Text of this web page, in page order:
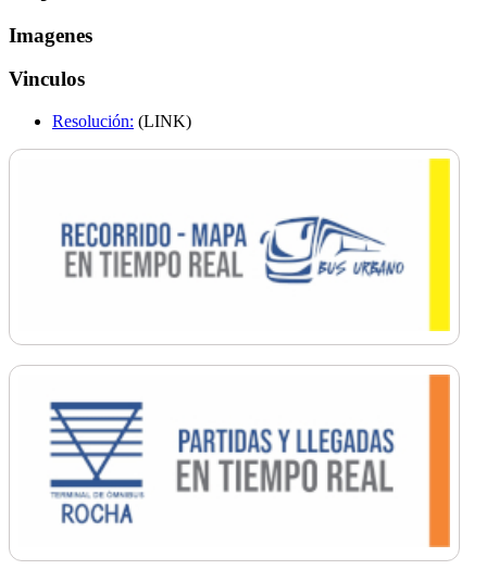
Imagenes
Vinculos
Resolución: (LINK)